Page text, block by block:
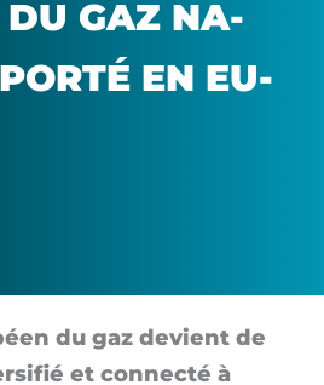
DU GAZ NA­
EN EU­
du gaz de­vient de
et connec­té à